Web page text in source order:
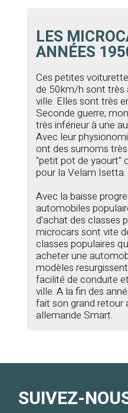
LES
ANNÉES
Ces petites
de 50km/h sont très
ville. Elles sont très
Seconde guerre;
très inférieur à une
Avec leur
ont des surnoms
"petit pot de yaourt"
pour la Velam Isetta.
Avec la baisse
automobiles
d'achat des classes
microcars sont vite
classes populaires
acheter une
modèles
facilité de conduite
ville. A la fin des
fait son grand retour
allemande Smart.
SUIVEZ-